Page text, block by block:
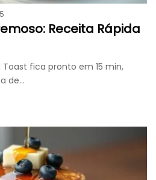
Receita Rápida
fica pronto em 15 min,
de…